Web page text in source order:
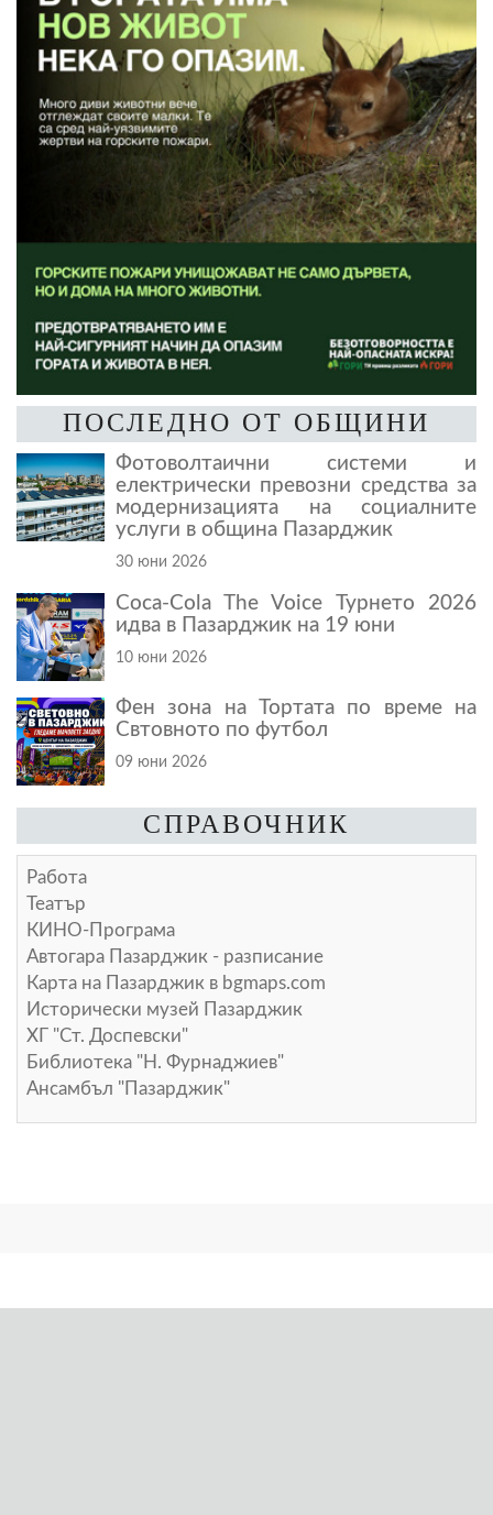
ПОСЛЕДНО ОТ ОБЩИНИ
Фотоволтаични системи и
електрически превозни средства за
модернизацията на социалните
услуги в община Пазарджик
30 юни 2026
Coca-Cola The Voice Турнето 2026
идва в Пазарджик на 19 юни
10 юни 2026
Фен зона на Тортата по време на
Свтовното по футбол
09 юни 2026
СПРАВОЧНИК
Работа
Театър
КИНО-Програма
Автогара Пазарджик - разписание
Карта на Пазарджик в bgmaps.com
Исторически музей Пазарджик
ХГ "Ст. Доспевски"
Библиотека "Н. Фурнаджиев"
Ансамбъл "Пазарджик"